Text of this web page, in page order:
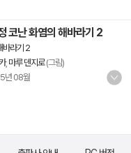
코난 화염의 해바라기 2
바라기 2
, 마루 덴지로(그림)
년 08월